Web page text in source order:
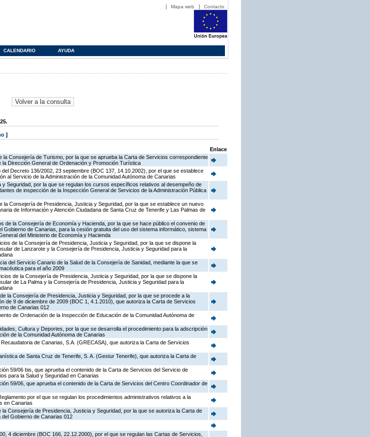
Mapa web Contacto
CALENDARIO AYUDA
]
Enlace
Consejería de Turismo, por la que se aprueba la Carta de Servicios correspondiente
Dirección General de Ordenación y Promoción Turística
Decreto 136/2002, 23 septiembre (BOC 137, 14.10.2002), por el que se establece
al Servicio de la Administración de la Comunidad Autónoma de Canarias
Seguridad, por la que se regulan los cursos específicos relativos al desempeño de
de inspección de la Inspección General de Servicios de la Administración Pública
la Consejería de Presidencia, Justicia y Seguridad, por la que se establece un nuevo
de Información y Atención Ciudadana de Santa Cruz de Tenerife y Las Palmas de
de la Consejería de Economía y Hacienda, por la que se hace público el convenio de
de Canarias, para la cesión gratuita del uso del sistema informático, sistema
del Ministerio de Economía y Hacienda
de la Consejería de Presidencia, Justicia y Seguridad, por la que se dispone la
de Lanzarote y la Consejería de Presidencia, Justicia y Seguridad para la
del Servicio Canario de la Salud de la Consejería de Sanidad, mediante la que se
para el año 2009
de la Consejería de Presidencia, Justicia y Seguridad, por la que se dispone la
de La Palma y la Consejería de Presidencia, Justicia y Seguridad para la
la Consejería de Presidencia, Justicia y Seguridad, por la que se procede a la
de 9 de diciembre de 2009 (BOC 1, 4.1.2010), que autoriza la Carta de Servicios
de Canarias 012
de Ordenación de la Inspección de Educación de la Comunidad Autónoma de
Cultura y Deportes, por la que se desarrolla el procedimiento para la adscripción
de la Comunidad Autónoma de Canarias
de Canarias, S.A. (GRECASA), que autoriza la Carta de Servicios
de Santa Cruz de Tenerife, S. A. (Gestur Tenerife), que autoriza la Carta de
59/06 bis, que aprueba el contenido de la Carta de Servicios del Servicio de
para la Salud y Seguridad en Canarias
59/06, que aprueba el contenido de la Carta de Servicios del Centro Coordinador de
por el que se regulan los procedimientos administrativos relativos a la
en Canarias
Consejería de Presidencia, Justicia y Seguridad, por la que se autoriza la Carta de
Gobierno de Canarias 012
4 diciembre (BOC 166, 22.12.2000), por el que se regulan las Cartas de Servicios,